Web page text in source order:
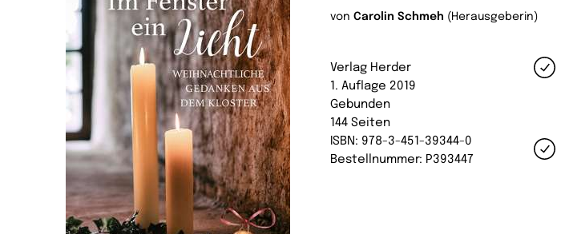
von Carolin Schmeh (Herausgeberin)
Verlag Herder
1. Auflage 2019
Gebunden
144 Seiten
ISBN: 978-3-451-39344-0
Bestellnummer: P393447